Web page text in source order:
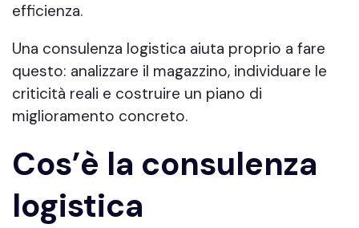
efficienza.
Una consulenza logistica aiuta proprio a fare
questo: analizzare il magazzino, individuare le
criticità reali e costruire un piano di
miglioramento concreto.
Cos’è la consulenza
logistica